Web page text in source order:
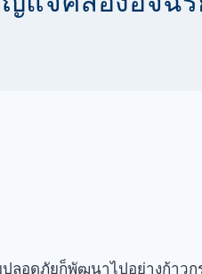
อดภัยก็พัฒนาไปอย่างก้าว